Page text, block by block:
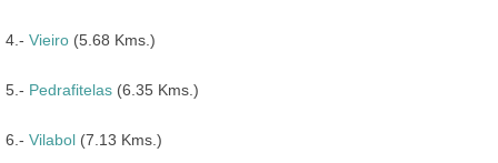
4.- Vieiro (5.68 Kms.)
5.- Pedrafitelas (6.35 Kms.)
6.- Vilabol (7.13 Kms.)